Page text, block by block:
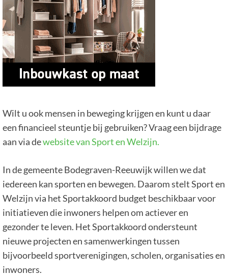
Wilt u ook mensen in beweging krijgen en kunt u daar
een financieel steuntje bij gebruiken? Vraag een bijdrage
aan via dewebsite van Sport en Welzijn.
In de gemeente Bodegraven-Reeuwijk willen we dat
iedereen kan sporten en bewegen. Daarom stelt Sport en
Welzijn via het Sportakkoord budget beschikbaar voor
initiatieven die inwoners helpen om actiever en
gezonder te leven. Het Sportakkoord ondersteunt
nieuwe projecten en samenwerkingen tussen
bijvoorbeeld sportverenigingen, scholen, organisaties en
inwoners.